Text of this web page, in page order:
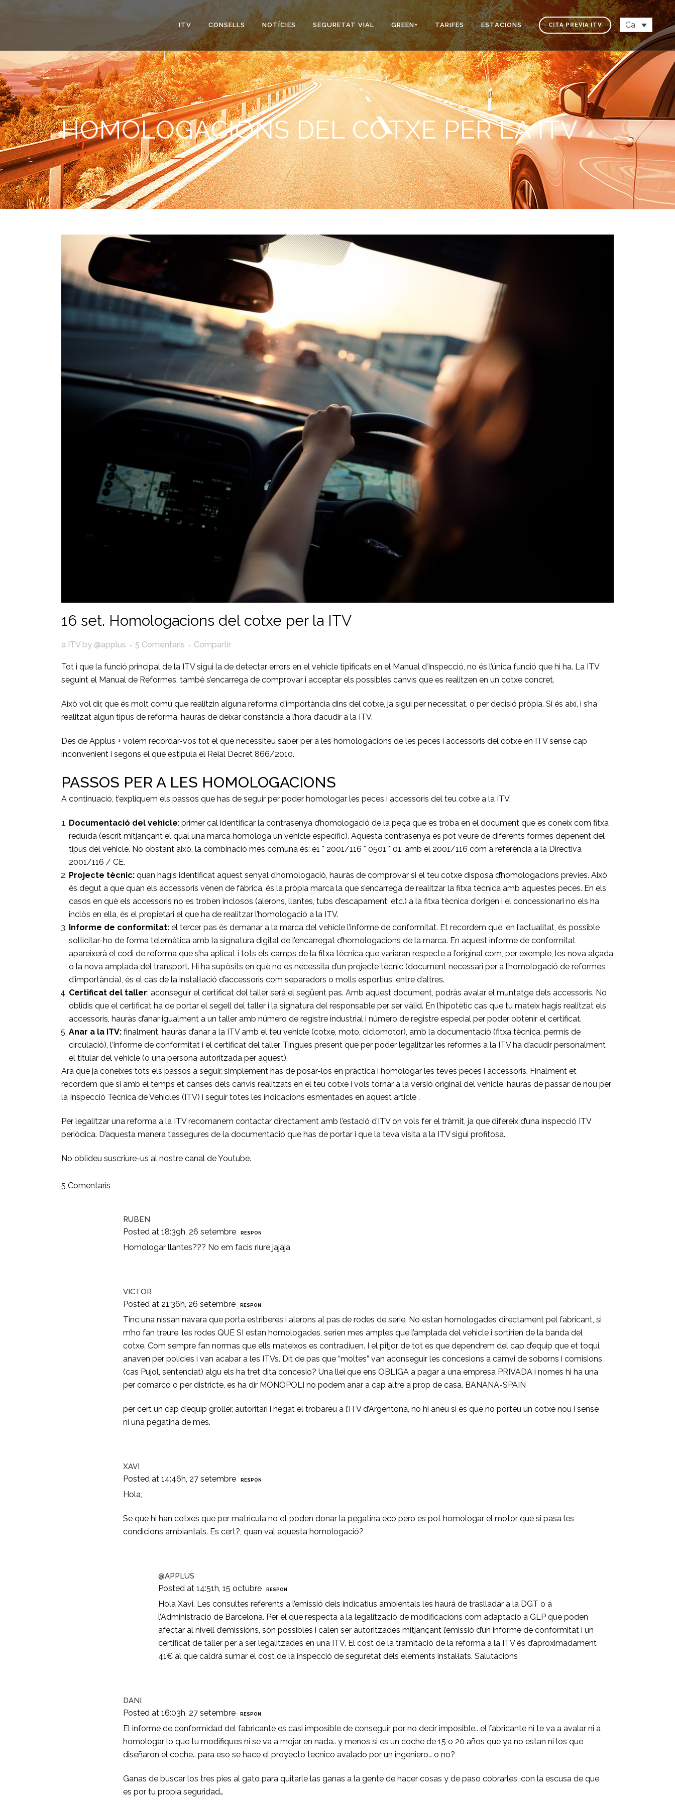
CITA PREVIA ITV Ca
ITV CONSELLS NOTÍCIES SEGURETAT VIAL GREEN+ TARIFES ESTACIONS
HOMOLOGACIONS DEL COTXE PER LA ITV
16 set. Homologacions del cotxe per la ITV
a ITV by @applus 5 Comentaris Compartir
Tot i que la funció principal de la ITV sigui la de detectar errors en el vehicle tipificats en el Manual d’Inspecció, no és l’única funció que hi ha. La ITV
seguint el Manual de Reformes, també s’encarrega de comprovar i acceptar els possibles canvis que es realitzen en un cotxe concret.
Això vol dir, que és molt comú que realitzin alguna reforma d’importància dins del cotxe, ja sigui per necessitat, o per decisió pròpia. Si és així, i s’ha
realitzat algun tipus de reforma, hauràs de deixar constància a l’hora d’acudir a la ITV.
Des de Applus + volem recordar-vos tot el que necessiteu saber per a les homologacions de les peces i accessoris del cotxe en ITV sense cap
inconvenient i segons el que estipula el Reial Decret 866/2010.
PASSOS PER A LES HOMOLOGACIONS
A continuació, t’expliquem els passos que has de seguir per poder homologar les peces i accessoris del teu cotxe a la ITV.
Documentació del vehicle: primer cal identificar la contrasenya d’homologació de la peça que es troba en el document que es coneix com fitxa
reduïda (escrit mitjançant el qual una marca homologa un vehicle específic). Aquesta contrasenya es pot veure de diferents formes depenent del
tipus del vehicle. No obstant això, la combinació més comuna és: e1 * 2001/116 * 0501 * 01, amb el 2001/116 com a referència a la Directiva
2001/116 / CE.
Projecte tècnic: quan hagis identificat aquest senyal d’homologació, hauràs de comprovar si el teu cotxe disposa d’homologacions prèvies. Això
és degut a que quan els accessoris vénen de fàbrica, és la pròpia marca la que s’encarrega de realitzar la fitxa tècnica amb aquestes peces. En els
casos en què els accessoris no es troben inclosos (alerons, llantes, tubs d’escapament, etc.) a la fitxa tècnica d’origen i el concessionari no els ha
inclòs en ella, és el propietari el que ha de realitzar l’homologació a la ITV.
Informe de conformitat: el tercer pas és demanar a la marca del vehicle l’informe de conformitat. Et recordem que, en l’actualitat, és possible
sol·licitar-ho de forma telemàtica amb la signatura digital de l’encarregat d’homologacions de la marca. En aquest informe de conformitat
apareixerà el codi de reforma que s’ha aplicat i tots els camps de la fitxa tècnica que variaran respecte a l’original com, per exemple, les nova alçada
o la nova amplada del transport. Hi ha supòsits en què no es necessita d’un projecte tècnic (document necessari per a l’homologació de reformes
d’importància), és el cas de la instal·lació d’accessoris com separadors o molls esportius, entre d’altres.
Certificat del taller: aconseguir el certificat del taller serà el següent pas. Amb aquest document, podràs avalar el muntatge dels accessoris. No
oblidis que el certificat ha de portar el segell del taller i la signatura del responsable per ser vàlid. En l’hipotètic cas que tu mateix hagis realitzat els
accessoris, hauràs d’anar igualment a un taller amb número de registre industrial i número de registre especial per poder obtenir el certificat.
Anar a la ITV: finalment, hauràs d’anar a la ITV amb el teu vehicle (cotxe, moto, ciclomotor), amb la documentació (fitxa tècnica, permís de
circulació), l’Informe de conformitat i el certificat del taller. Tingues present que per poder legalitzar les reformes a la ITV ha d’acudir personalment
el titular del vehicle (o una persona autoritzada per aquest).
Ara que ja coneixes tots els passos a seguir, simplement has de posar-los en pràctica i homologar les teves peces i accessoris. Finalment et
recordem que si amb el temps et canses dels canvis realitzats en el teu cotxe i vols tornar a la versió original del vehicle, hauràs de passar de nou per
la Inspecció Tècnica de Vehicles (ITV) i seguir totes les indicacions esmentades en aquest article .
Per legalitzar una reforma a la ITV recomanem contactar directament amb l’estació d’ITV on vols fer el tràmit, ja que difereix d’una inspecció ITV
periòdica. D’aquesta manera t’assegures de la documentació que has de portar i que la teva visita a la ITV sigui profitosa.
No oblideu suscriure-us al nostre canal de Youtube.
5 Comentaris
RUBEN
Posted at 18:39h, 26 setembre RESPON
Homologar llantes??? No em facis riure jajaja
VICTOR
Posted at 21:36h, 26 setembre RESPON
Tinc una nissan navara que porta estriberes i alerons al pas de rodes de serie. No estan homologades directament pel fabricant, si
m’ho fan treure, les rodes QUE SI estan homologades, serien mes amples que l’amplada del vehicle i sortirien de la banda del
cotxe. Com sempre fan normas que ells mateixos es contradiuen. I el pitjor de tot es que dependrem del cap d’equip que et toqui,
anaven per policies i van acabar a les ITVs. Dit de pas que “moltes” van aconseguir les concesions a camvi de soborns i comisions
(cas Pujol, sentenciat) algu els ha tret dita concesio? Una llei que ens OBLIGA a pagar a una empresa PRIVADA i nomes hi ha una
per comarco o per districte, es ha dir MONOPOLI no podem anar a cap altre a prop de casa. BANANA-SPAIN
per cert un cap d’equip groller, autoritari i negat el trobareu a l’ITV d’Argentona, no hi aneu si es que no porteu un cotxe nou i sense
ni una pegatina de mes.
XAVI
Posted at 14:46h, 27 setembre RESPON
Hola,
Se que hi han cotxes que per matricula no et poden donar la pegatina eco pero es pot homologar el motor que si pasa les
condicions ambiantals. Es cert?, quan val aquesta homologació?
@APPLUS
Posted at 14:51h, 15 octubre RESPON
Hola Xavi. Les consultes referents a l’emissió dels indicatius ambientals les haurà de traslladar a la DGT o a
l’Administració de Barcelona. Per el que respecta a la legalització de modificacions com adaptació a GLP que poden
afectar al nivell d’emissions, són possibles i calen ser autoritzades mitjançant l’emissió d’un informe de conformitat i un
certificat de taller per a ser legalitzades en una ITV. El cost de la tramitació de la reforma a la ITV és d’aproximadament
41€ al que caldrà sumar el cost de la inspecció de seguretat dels elements instal·lats. Salutacions
DANI
Posted at 16:03h, 27 setembre RESPON
El informe de conformidad del fabricante es casi imposible de conseguir por no decir imposible.. el fabricante ni te va a avalar ni a
homologar lo que tu modifiques ni se va a mojar en nada.. y menos si es un coche de 15 o 20 años que ya no estan ni los que
diseñaron el coche.. para eso se hace el proyecto tecnico avalado por un ingeniero… o no?
Ganas de buscar los tres pies al gato para quitarle las ganas a la gente de hacer cosas y de paso cobrarles, con la escusa de que
es por tu propia seguridad…